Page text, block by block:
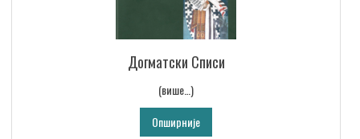
Догматски Списи
(више…)
Опширније